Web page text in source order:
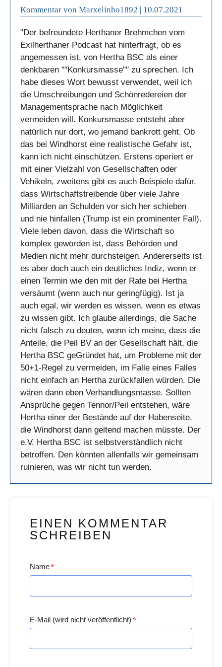
Kommentar von Marxelinho1892 | 10.07.2021
"Der befreundete Herthaner Brehmchen vom
Exilherthaner Podcast hat hinterfragt, ob es
angemessen ist, von Hertha BSC als einer
denkbaren ""Konkursmasse"" zu sprechen. Ich
habe dieses Wort bewusst verwendet, weil ich
die Umschreibungen und Schönredereien der
Managementsprache nach Möglichkeit
vermeiden will. Konkursmasse entsteht aber
natürlich nur dort, wo jemand bankrott geht. Ob
das bei Windhorst eine realistische Gefahr ist,
kann ich nicht einschützen. Erstens operiert er
mit einer Vielzahl von Gesellschaften oder
Vehikeln, zweitens gibt es auch Beispiele dafür,
dass Wirtschaftstreibende über viele Jahre
Milliarden an Schulden vor sich her schieben
und nie hinfallen (Trump ist ein prominenter Fall).
Viele leben davon, dass die Wirtschaft so
komplex geworden ist, dass Behörden und
Medien nicht mehr durchsteigen. Andererseits ist
es aber doch auch ein deutliches Indiz, wenn er
einen Termin wie den mit der Rate bei Hertha
versäumt (wenn auch nur geringfügig). Ist ja
auch egal, wir werden es wissen, wenn es etwas
zu wissen gibt. Ich glaube allerdings, die Sache
nicht falsch zu deuten, wenn ich meine, dass die
Anteile, die Peil BV an der Gesellschaft hält, die
Hertha BSC geGründet hat, um Probleme mit der
50+1-Regel zu vermeiden, im Falle eines Falles
nicht einfach an Hertha zurückfallen würden. Die
wären dann eben Verhandlungsmasse. Sollten
Ansprüche gegen Tennor/Peil entstehen, wäre
Hertha einer der Bestände auf der Habenseite,
die Windhorst dann geltend machen müsste. Der
e.V. Hertha BSC ist selbstverständlich nicht
betroffen. Den könnten allenfalls wir gemeinsam
ruinieren, was wir nicht tun werden.
EINEN KOMMENTAR
SCHREIBEN
Name*
E-Mail (wird nicht veröffentlicht) *